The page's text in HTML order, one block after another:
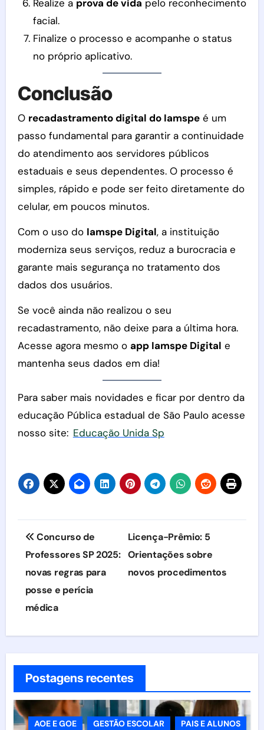
Realize a prova de vida pelo reconhecimento
facial.
Finalize o processo e acompanhe o status
no próprio aplicativo.
Conclusão
O recadastramento digital do Iamspeé um
passo fundamental para garantir a continuidade
do atendimento aos servidores públicos
estaduais e seus dependentes. O processo é
simples, rápido e pode ser feito diretamente do
celular, em poucos minutos.
Com o uso do Iamspe Digital, a instituição
moderniza seus serviços, reduz a burocracia e
garante mais segurança no tratamento dos
dados dos usuários.
Se você ainda não realizou o seu
recadastramento, não deixe para a última hora.
Acesse agora mesmo o app Iamspe Digital e
mantenha seus dados em dia!
Para saber mais novidades e ficar por dentro da
educação Pública estadual de São Paulo acesse
nosso site: Educação Unida Sp
Navegação
de
Post
Concurso de
Professores SP 2025:
novas regras para
posse e perícia
médica
Licença-Prêmio: 5
Orientações sobre
novos procedimentos
Postagens recentes
AOE E GOE GESTÃO ESCOLAR PAIS E ALUNOS